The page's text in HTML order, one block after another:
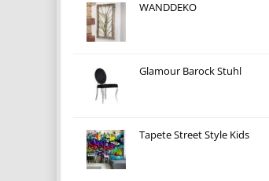
WANDDEKO
Glamour Barock Stuhl
Tapete Street Style Kids